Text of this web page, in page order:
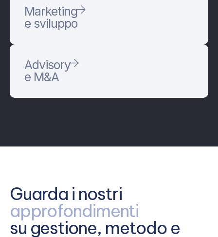
Marketing
e sviluppo
Advisory
e M&A
Guarda i nostri
approfondimenti
su gestione, metodo e